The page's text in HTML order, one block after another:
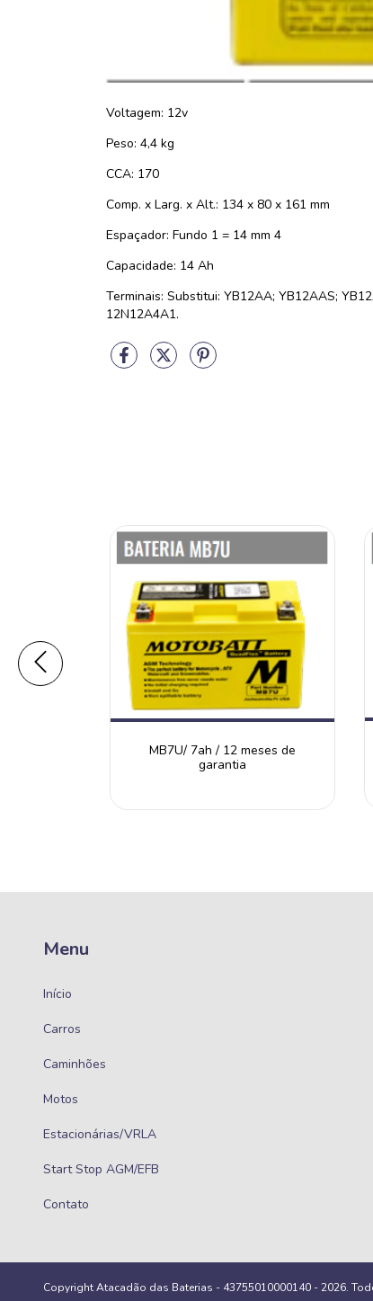
Voltagem: 12v
Peso: 4,4 kg
CCA: 170
Comp. x Larg. x Alt.: 134 x 80 x 161 mm
Espaçador: Fundo 1 = 14 mm 4
Capacidade: 14 Ah
Terminais: Substitui: YB12AA; YB12AAS;
12N12A4A1.
MB7U/ 7ah / 12 meses de
garantia
Menu
Início
Carros
Caminhões
Motos
Estacionárias/VRLA
Start Stop AGM/EFB
Contato
Copyright Atacadão das Baterias - 43755010000140 - 2026.